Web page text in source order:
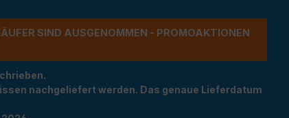
SIND AUSGENOMMEN - PROMOAKTIONEN G
nachgeliefert werden. Das genaue Lieferdatum